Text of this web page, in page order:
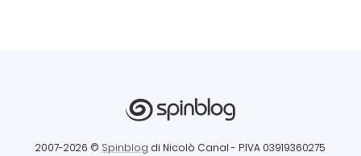
2007-2026 © Spinblog di Nicolò Canal - P.IVA 03919360275